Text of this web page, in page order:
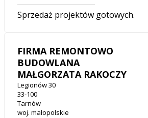
Sprzedaż projektów gotowych.
FIRMA REMONTOWO
BUDOWLANA
MAŁGORZATA RAKOCZY
Legionów 30
33-100
Tarnów
woj. małopolskie